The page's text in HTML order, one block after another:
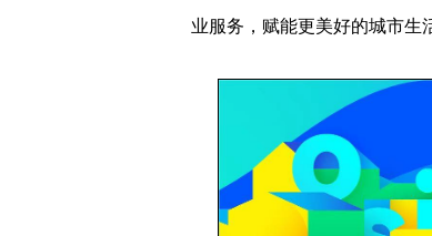
业服务，赋能更美好的城市生